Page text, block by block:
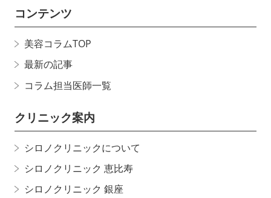
コンテンツ
美容コラムTOP
最新の記事
コラム担当医師一覧
クリニック案内
シロノクリニックについて
シロノクリニック 恵比寿
シロノクリニック 銀座